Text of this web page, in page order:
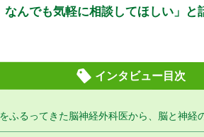
んでも気軽に相談してほしい」
インタビュー目次
ふるってきた脳神経外科医から、脳と神経